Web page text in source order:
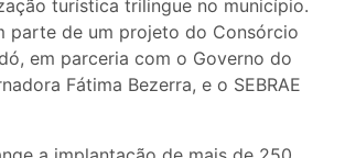
turística trilingue no município.
parte de um projeto do Consórcio
em parceria com o Governo do
Fátima Bezerra, e o SEBRAE